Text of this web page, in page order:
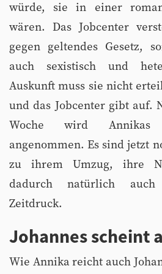
würde, sie in einer
wären. Das Jobcenter
gegen geltendes Gesetz,
auch sexistisch und
Auskunft muss sie nicht
und das Jobcenter gibt auf.
Woche wird Annikas
angenommen. Es sind jetzt
zu ihrem Umzug, ihre
dadurch natürlich
Zeitdruck.
Johannes scheint
Wie Annika reicht auch